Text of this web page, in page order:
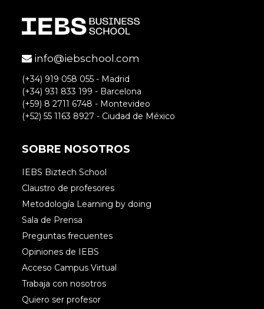
info@iebschool.com
(+34) 919 058 055 - Madrid
(+34) 931 833 199 - Barcelona
(+59) 8 2711 6748 - Montevideo
(+52) 55 1163 8927 - Ciudad de México
SOBRE NOSOTROS
IEBS Biztech School
Claustro de profesores
Metodología Learning by doing
Sala de Prensa
Preguntas frecuentes
Opiniones de IEBS
Acceso Campus Virtual
Trabaja con nosotros
Quiero ser profesor